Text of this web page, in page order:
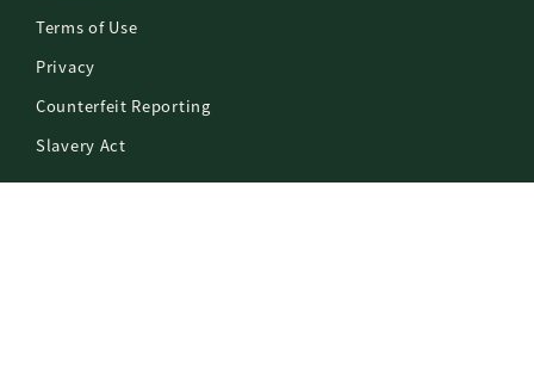
Terms of Use
Privacy
Counterfeit Reporting
Slavery Act